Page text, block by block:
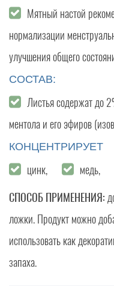
Мятный настой
нормализации
улучшения общего
СОСТАВ:
Листья содержат до
ментола и его эфиров
КОНЦЕНТРИРУЕТ
цинк, медь,
СПОСОБ ПРИМЕНЕНИЯ:
ложки. Продукт можно
использовать как
запаха.